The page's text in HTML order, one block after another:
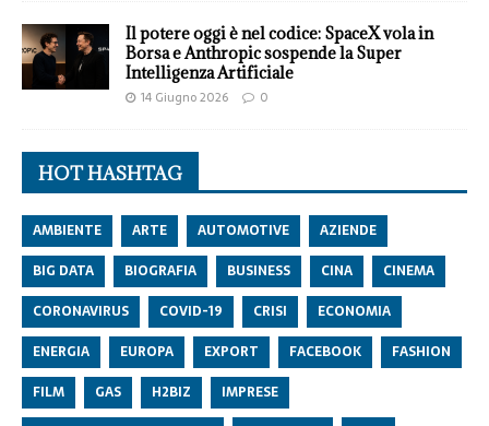
Il potere oggi è nel codice: SpaceX vola in
Borsa e Anthropic sospende la Super
Intelligenza Artificiale
14 Giugno 2026 0
HOT HASHTAG
AMBIENTE ARTE AUTOMOTIVE
AZIENDE
BIG DATA
BIOGRAFIA BUSINESS CINA
CINEMA
CORONAVIRUS
COVID-19 CRISI
ECONOMIA
ENERGIA
EUROPA EXPORT FACEBOOK
FASHION
FILM
GAS H2BIZ
IMPRESE